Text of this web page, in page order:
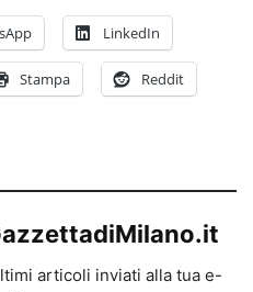
LinkedIn
Stampa Reddit
articoli inviati alla tua e-